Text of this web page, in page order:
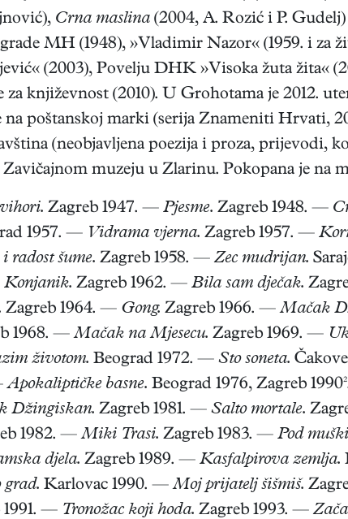
Crna maslina (2004, A. Rozić i P.
MH (1948), »Vladimir Nazor« (1959. i za
(2003), Povelju DHK »Visoka žuta žita«
književnost (2010). U Grohotama je 2012.
na poštanskoj marki (serija Znameniti Hrvati,
(neobjavljena poezija i proza, prijevodi,
muzeju u Zlarinu. Pokopana je na
Zagreb 1947. — Pjesme. Zagreb 1948. —
1957. — Vidrama vjerna. Zagreb 1957. —
i radost šume. Zagreb 1958. —Zec mudrijan.
Konjanik. Zagreb 1962. — Bila sam dječak.
Zagreb 1964. — Gong. Zagreb 1966. —Mačak
1968. —Mačak na Mjesecu. Zagreb 1969. —
životom. Beograd 1972. — Sto soneta.
Apokaliptičke basne. Beograd 1976, Zagreb
Džingiskan. Zagreb 1981. — Salto mortale.
1982. —Miki Trasi. Zagreb 1983. — Pod
djela. Zagreb 1989. — Kasfalpirova zemlja.
grad. Karlovac 1990. —Moj prijatelj šišmiš.
1991. — Tronožac koji hoda. Zagreb 1993. —